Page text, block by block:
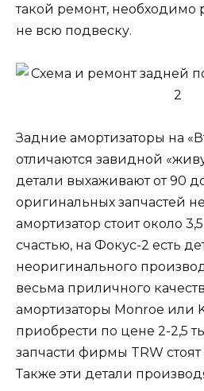
такой ремонт, необходимо
не всю подвеску.
Задние амортизаторы на
отличаются завидной
детали выхаживают от 90
оригинальных запчастей
амортизатор стоит около
счастью, на Фокус-2 есть
неоригинального
весьма приличного
амортизаторы Monroe или
приобрести по цене 2-2,5
запчасти фирмы TRW
Также эти детали